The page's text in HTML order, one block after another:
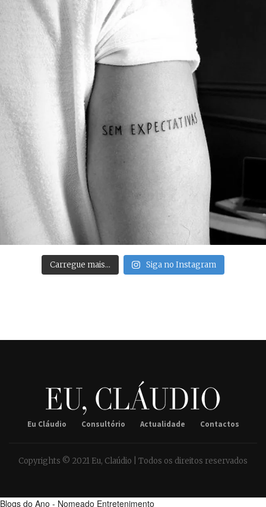
Carregue mais… Siga no Instagram
Eu Cláudio Consultório Actualidade Contactos
Copyrights © 2021 Eu, Claúdio | Todos os direitos reservados
Blogs do Ano - Nomeado Entretenimento